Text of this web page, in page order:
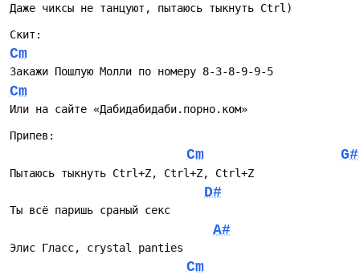
Даже чиксы не танцуют, пытаюсь тыкнуть Ctrl)
Скит:
Cm
Закажи Пошлую Молли по номеру 8-3-8-9-9-5
Cm
Или на сайте «Дабидабидаби.порно.ком»
Припев:
Cm G#
Пытаюсь тыкнуть Ctrl+Z, Ctrl+Z, Ctrl+Z
D#
Ты всё паришь сраный секс
A#
Элис Гласс, crystal panties
Cm